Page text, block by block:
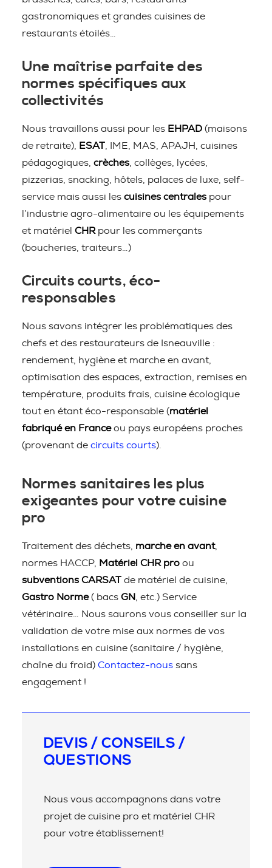
gastronomiques et grandes cuisines de
restaurants étoilés…
Une maîtrise parfaite des
normes spécifiques aux
collectivités
Nous travaillons aussi pour les EHPAD (maisons
de retraite),
ESAT , IME, MAS, APAJH, cuisines
pédagogiques, crèches , collèges, lycées,
pizzerias, snacking, hôtels, palaces de luxe, self-
service mais aussi les cuisines centrales pour
l’industrie agro-alimentaire ou les équipements
et matériel CHR pour les commerçants
(boucheries, traiteurs…)
Circuits courts, éco-
responsables
Nous savons intégrer les problématiques des
chefs et des restaurateurs de Isneauville :
rendement, hygiène et marche en avant,
optimisation des espaces, extraction, remises en
température, produits frais, cuisine écologique
tout en étant éco-responsable (matériel
fabriqué en Franceou pays européens proches
(provenant de circuits courts).
Normes sanitaires les plus
exigeantes pour votre cuisine
pro
Traitement des déchets, marche en avant,
normes HACCP,
Matériel CHR pro ou
subventions CARSAT de matériel de cuisine,
Gastro Norme( bacs GN
, etc.) Service
vétérinaire… Nous saurons vous conseiller sur la
validation de votre mise aux normes de vos
installations en cuisine (sanitaire / hygiène,
chaîne du froid) Contactez-nous sans
engagement !
DEVIS / CONSEILS /
QUESTIONS
Nous vous accompagnons dans votre
projet de cuisine pro et matériel CHR
pour votre établissement!